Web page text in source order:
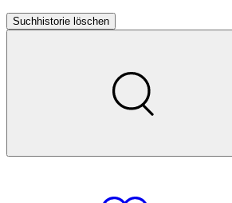
Suchhistorie löschen